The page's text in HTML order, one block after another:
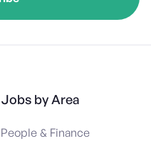
Jobs by Area
People & Finance